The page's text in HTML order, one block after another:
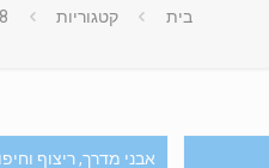
בית קטגוריות
אבני מדרך, ריצוף